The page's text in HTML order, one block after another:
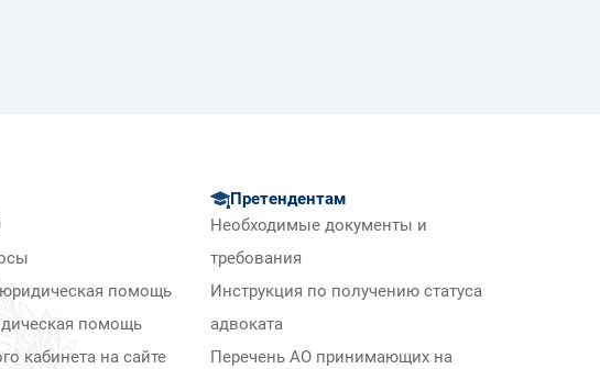
помощь
помощь
кабинета на сайте
Претендентам
Необходимые документы и
требования
Инструкция по получению статуса
адвоката
Перечень АО принимающих на